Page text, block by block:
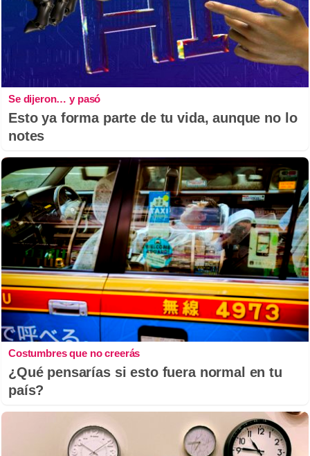
Se dijeron… y pasó
Esto ya forma parte de tu vida, aunque no lo
notes
Costumbres que no creerás
¿Qué pensarías si esto fuera normal en tu
país?